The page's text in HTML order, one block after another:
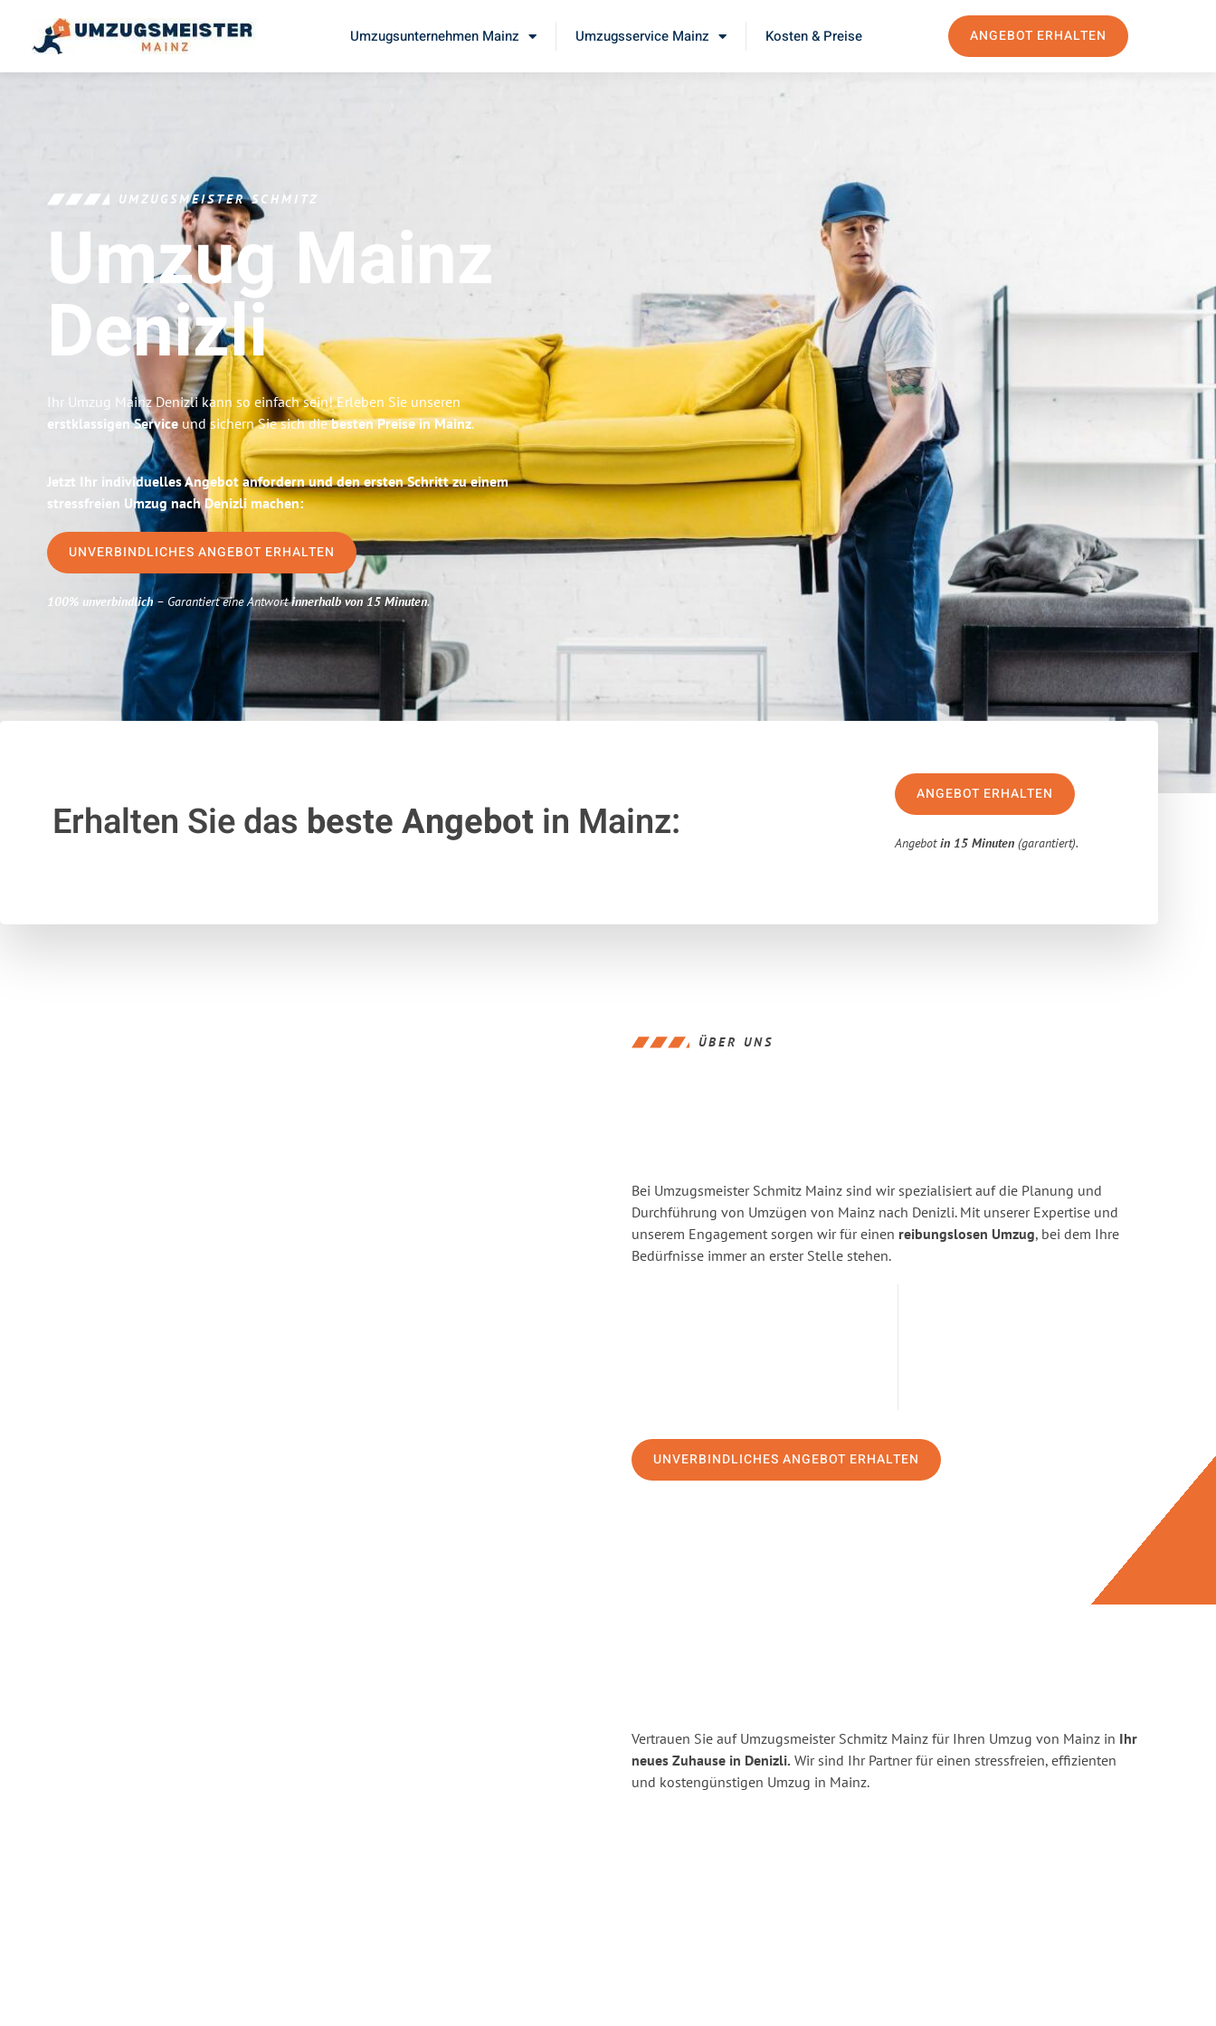
Umzugsunternehmen Mainz Umzugsservice Mainz Kosten & Preise ANGEBOT ERHALTEN
UMZUGSMEISTER SCHMITZ
Umzug Mainz
Denizli
Ihr Umzug Mainz Denizli kann so einfach sein! Erleben Sie unseren
erstklassigen Service und sichern Sie sich diebesten Preise in Mainz.
Jetzt Ihr individuelles Angebot anfordern und den ersten Schritt zu einem
stressfreien Umzug nach Denizli machen:
UNVERBINDLICHES ANGEBOT ERHALTEN
100% unverbindlich– Garantiert eine Antwortinnerhalb von 15 Minuten.
Erhalten Sie das beste Angebotin Mainz:
ANGEBOT ERHALTEN
Angebotin 15 Minuten (garantiert).
ÜBER UNS
Bei Umzugsmeister Schmitz Mainz sind wir spezialisiert auf die Planung und
Durchführung von Umzügen von Mainz nach Denizli. Mit unserer Expertise und
unserem Engagement sorgen wir für einen reibungslosen Umzug, bei dem Ihre
Bedürfnisse immer an erster Stelle stehen.
UNVERBINDLICHES ANGEBOT ERHALTEN
Vertrauen Sie auf Umzugsmeister Schmitz Mainz für Ihren Umzug von Mainz in Ihr
neues Zuhause in Denizli. Wir sind Ihr Partner für einen stressfreien, effizienten
und kostengünstigen Umzug in Mainz.